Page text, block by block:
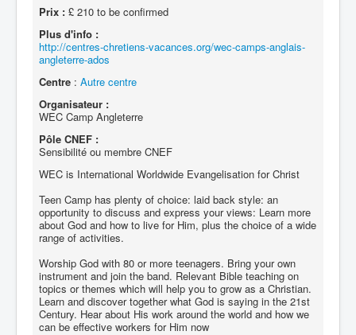
Prix : £ 210 to be confirmed
Plus d'info :
http://centres-chretiens-vacances.org/wec-camps-anglais-
angleterre-ados
Centre : Autre centre
Organisateur :
WEC Camp Angleterre
Pôle CNEF :
Sensibilité ou membre CNEF
WEC is International Worldwide Evangelisation for Christ
Teen Camp has plenty of choice: laid back style: an
opportunity to discuss and express your views: Learn more
about God and how to live for Him, plus the choice of a wide
range of activities.
Worship God with 80 or more teenagers. Bring your own
instrument and join the band. Relevant Bible teaching on
topics or themes which will help you to grow as a Christian.
Learn and discover together what God is saying in the 21st
Century. Hear about His work around the world and how we
can be effective workers for Him now